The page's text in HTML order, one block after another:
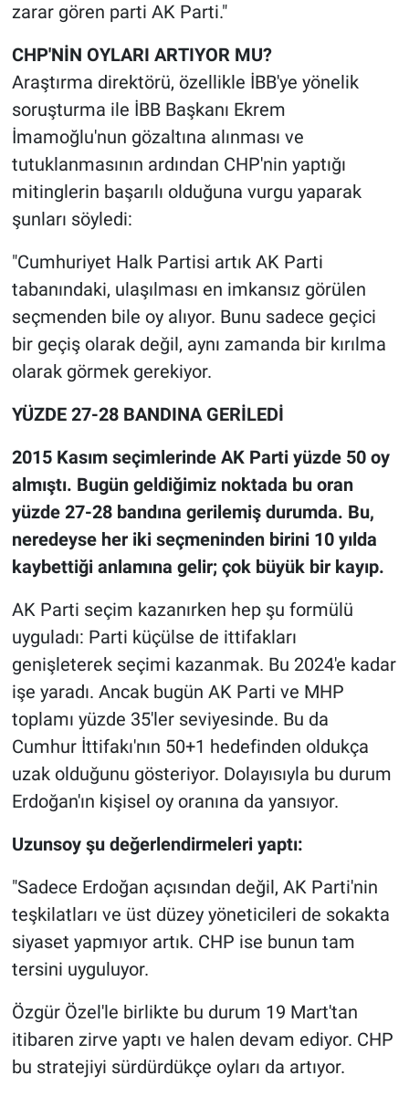
zarar gören parti AK Parti."
CHP'NİN OYLARI ARTIYOR MU?
Araştırma direktörü, özellikle İBB'ye yönelik
soruşturma ile İBB Başkanı Ekrem
İmamoğlu'nun gözaltına alınması ve
tutuklanmasının ardından CHP'nin yaptığı
mitinglerin başarılı olduğuna vurgu yaparak
şunları söyledi:
"Cumhuriyet Halk Partisi artık AK Parti
tabanındaki, ulaşılması en imkansız görülen
seçmenden bile oy alıyor. Bunu sadece geçici
bir geçiş olarak değil, aynı zamanda bir kırılma
olarak görmek gerekiyor.
YÜZDE 27-28 BANDINA GERİLEDİ
2015 Kasım seçimlerinde AK Parti yüzde 50 oy
almıştı. Bugün geldiğimiz noktada bu oran
yüzde 27-28 bandına gerilemiş durumda. Bu,
neredeyse her iki seçmeninden birini 10 yılda
kaybettiği anlamına gelir; çok büyük bir kayıp.
AK Parti seçim kazanırken hep şu formülü
uyguladı: Parti küçülse de ittifakları
genişleterek seçimi kazanmak. Bu 2024'e kadar
işe yaradı. Ancak bugün AK Parti ve MHP
toplamı yüzde 35'ler seviyesinde. Bu da
Cumhur İttifakı'nın 50+1 hedefinden oldukça
uzak olduğunu gösteriyor. Dolayısıyla bu durum
Erdoğan'ın kişisel oy oranına da yansıyor.
Uzunsoy şu değerlendirmeleri yaptı:
"Sadece Erdoğan açısından değil, AK Parti'nin
teşkilatları ve üst düzey yöneticileri de sokakta
siyaset yapmıyor artık. CHP ise bunun tam
tersini uyguluyor.
Özgür Özel'le birlikte bu durum 19 Mart'tan
itibaren zirve yaptı ve halen devam ediyor. CHP
bu stratejiyi sürdürdükçe oyları da artıyor.